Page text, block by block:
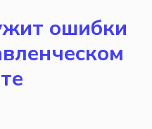
ошибки